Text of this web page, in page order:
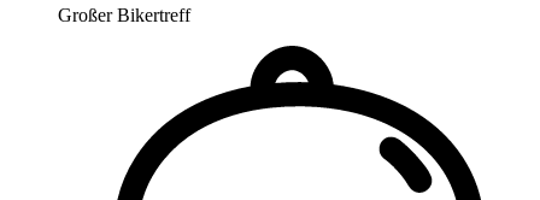
Großer Bikertreff